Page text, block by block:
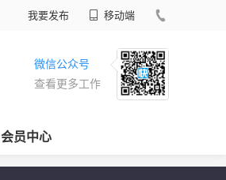
我要发布 移动端
微信公众号
查看更多工作
会员中心